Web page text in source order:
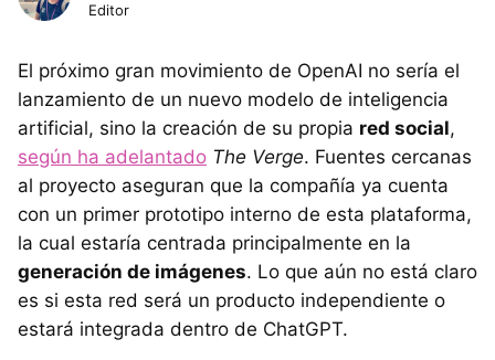
Editor
El próximo gran movimiento de OpenAI no sería el
lanzamiento de un nuevo modelo de inteligencia
artificial, sino la creación de su propia red social,
según ha adelantado The Verge. Fuentes cercanas
al proyecto aseguran que la compañía ya cuenta
con un primer prototipo interno de esta plataforma,
la cual estaría centrada principalmente en la
generación de imágenes. Lo que aún no está claro
es si esta red será un producto independiente o
estará integrada dentro de ChatGPT.